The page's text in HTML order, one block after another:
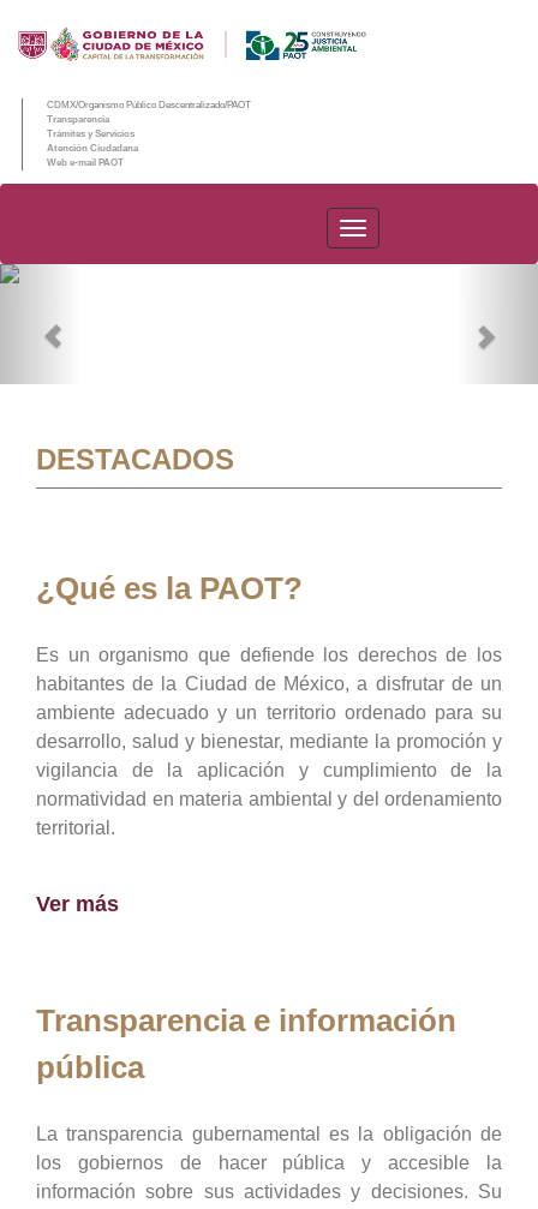
CDMX/Organismo Público Descentralizado/PAOT
Transparencia
Trámites y Servicios
Atención Ciudadana
Web e-mail PAOT
PAOT
DESTACADOS
¿Qué es la PAOT?
Es un organismo que defiende los derechos de los
habitantes de la Ciudad de México, a disfrutar de un
ambiente adecuado y un territorio ordenado para su
desarrollo, salud y bienestar, mediante la promoción y
vigilancia de la aplicación y cumplimiento de la
normatividad en materia ambiental y del ordenamiento
territorial.
Ver más
Transparencia e información
pública
La transparencia gubernamental es la obligación de
los gobiernos de hacer pública y accesible la
información sobre sus actividades y decisiones. Su